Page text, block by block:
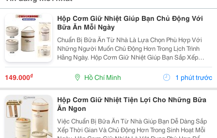
Hộp Cơm Giữ Nhiệt Giúp Bạn Chủ Động Với
Bữa Ăn Mỗi Ngày
Chuẩn Bị Bữa Ăn Từ Nhà Là Lựa Chọn Phù Hợp Với
Những Người Muốn Chủ Động Hơn Trong Lịch Trình
Hằng Ngày. Hộp Cơm Giữ Nhiệt Giúp Bạn Sắp Xếp
Cơm Và Các Món Ăn Kèm Gọn Gàng, Thuận Tiện Mang
Theo Đến Trường, Nơi Làm Việc Hoặc Trong Những
Chuyến Đi. ...
149.000₫ Hồ Chí Minh 1 phút trước
Hộp Cơm Giữ Nhiệt Tiện Lợi Cho Những Bữa
Ăn Ngon
Việc Chuẩn Bị Bữa Ăn Từ Nhà Giúp Bạn Dễ Dàng Sắp
Xếp Thời Gian Và Chủ Động Hơn Trong Sinh Hoạt Mỗi